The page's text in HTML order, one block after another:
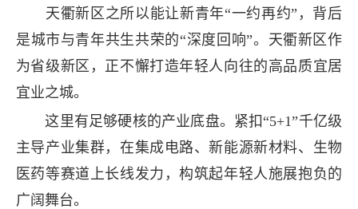
天衢新区之所以能让新青年“一约再约”，背后
是城市与青年共生共荣的“深度回响”。天衢新区作
为省级新区，正不懈打造年轻人向往的高品质宜居
宜业之城。
这里有足够硬核的产业底盘。紧扣“5+1”千亿级
主导产业集群，在集成电路、新能源新材料、生物
医药等赛道上长线发力，构筑起年轻人施展抱负的
广阔舞台。